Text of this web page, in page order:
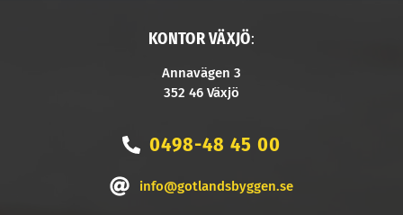
KONTOR VÄXJÖ:
Annavägen 3
352 46 Växjö
0498-48 45 00
info@gotlandsbyggen.se